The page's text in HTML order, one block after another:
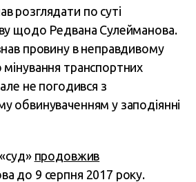
розглядати по суті
щодо Редвана Сулейманова.
провину в неправдивому
транспортних
не погодився з
обвинуваченням у заподіянні
продовжив
до 9 серпня 2017 року.